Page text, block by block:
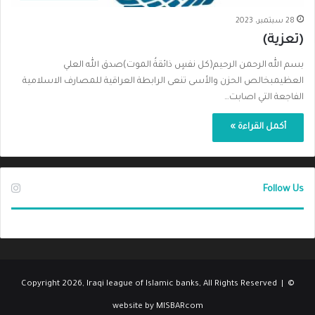
28 سبتمبر، 2023
(تعزية)
بسم الله الرحمن الرحيم(كل نفسٍ ذائقةُ الموت)صدق الله العلي
العظيمبخالص الحزن والأسى تنعى الرابطة العراقية للمصارف الاسلامية
الفاجعة التي اصابت…
أكمل القراءة »
Follow Us
© Copyright 2026, Iraqi league of Islamic banks, All Rights Reserved |
website by MISBARcom